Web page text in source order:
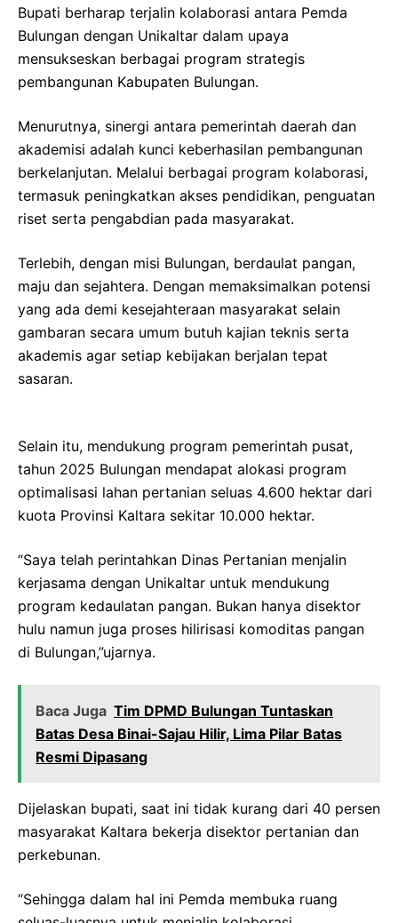
Bupati berharap terjalin kolaborasi antara Pemda
Bulungan dengan Unikaltar dalam upaya
mensukseskan berbagai program strategis
pembangunan Kabupaten Bulungan.
Menurutnya, sinergi antara pemerintah daerah dan
akademisi adalah kunci keberhasilan pembangunan
berkelanjutan. Melalui berbagai program kolaborasi,
termasuk peningkatkan akses pendidikan, penguatan
riset serta pengabdian pada masyarakat.
Terlebih, dengan misi Bulungan, berdaulat pangan,
maju dan sejahtera. Dengan memaksimalkan potensi
yang ada demi kesejahteraan masyarakat selain
gambaran secara umum butuh kajian teknis serta
akademis agar setiap kebijakan berjalan tepat
sasaran.
Selain itu, mendukung program pemerintah pusat,
tahun 2025 Bulungan mendapat alokasi program
optimalisasi lahan pertanian seluas 4.600 hektar dari
kuota Provinsi Kaltara sekitar 10.000 hektar.
“Saya telah perintahkan Dinas Pertanian menjalin
kerjasama dengan Unikaltar untuk mendukung
program kedaulatan pangan. Bukan hanya disektor
hulu namun juga proses hilirisasi komoditas pangan
di Bulungan,”ujarnya.
Baca Juga ‎Tim DPMD Bulungan Tuntaskan
Batas Desa Binai-Sajau Hilir, Lima Pilar Batas
Resmi Dipasang
Dijelaskan bupati, saat ini tidak kurang dari 40 persen
masyarakat Kaltara bekerja disektor pertanian dan
perkebunan.
“Sehingga dalam hal ini Pemda membuka ruang